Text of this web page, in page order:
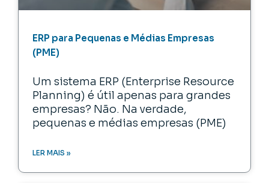
ERP para Pequenas e Médias Empresas
(PME)
Um sistema ERP (Enterprise Resource
Planning) é útil apenas para grandes
empresas? Não. Na verdade,
pequenas e médias empresas (PME)
LER MAIS »